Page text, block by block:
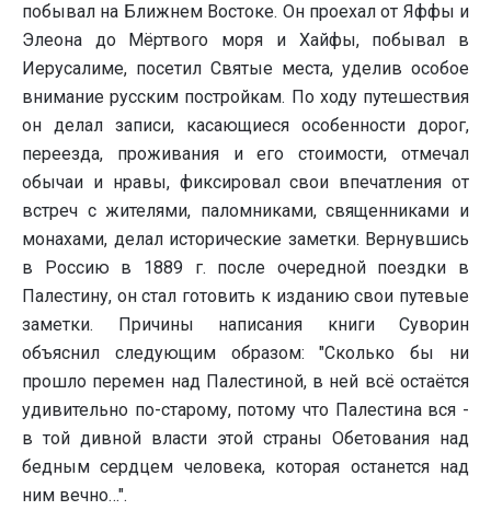
побывал на Ближнем Востоке. Он проехал от Яффы и
Элеона до Мёртвого моря и Хайфы, побывал в
Иерусалиме, посетил Святые места, уделив особое
внимание русским постройкам. По ходу путешествия
он делал записи, касающиеся особенности дорог,
переезда, проживания и его стоимости, отмечал
обычаи и нравы, фиксировал свои впечатления от
встреч с жителями, паломниками, священниками и
монахами, делал исторические заметки. Вернувшись
в Россию в 1889 г. после очередной поездки в
Палестину, он стал готовить к изданию свои путевые
заметки. Причины написания книги Суворин
объяснил следующим образом: "Сколько бы ни
прошло перемен над Палестиной, в ней всё остаётся
удивительно по-старому, потому что Палестина вся -
в той дивной власти этой страны Обетования над
бедным сердцем человека, которая останется над
ним вечно…".